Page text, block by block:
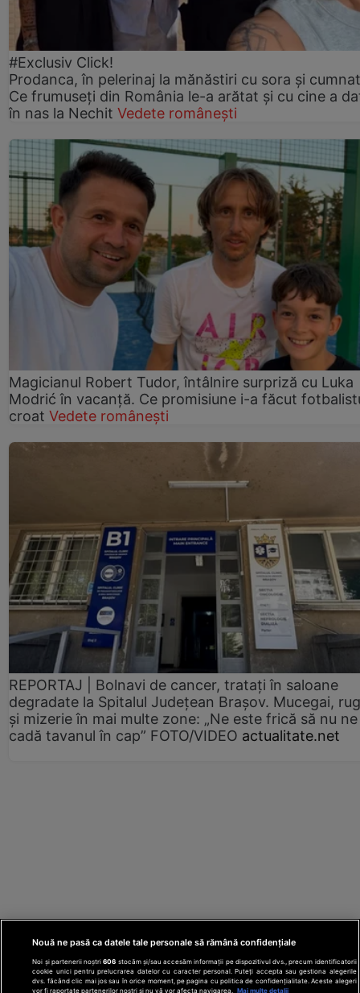
#Exclusiv Click!
Prodanca, în pelerinaj la mănăstiri cu sora și
Ce frumuseți din România le-a arătat și cu cine a
în nas la Nechit Vedete românești
Magicianul Robert Tudor, întâlnire surpriză cu Luka
Modrić în vacanță. Ce promisiune i-a făcut
croat Vedete românești
REPORTAJ | Bolnavi de cancer, tratați în saloane
degradate la Spitalul Județean Brașov. Mucegai,
și mizerie în mai multe zone: „Ne este frică să nu ne
cadă tavanul în cap” FOTO/VIDEO actualitate.net
Nouă ne pasă ca datele tale personale să rămână confidențiale
Noi și partenerii noștri606 stocăm și/sau accesăm informații pe dispozitivul dvs., precum identificatorii
cookie unici pentru prelucrarea datelor cu caracter personal. Puteți accepta sau gestiona alegerile
dvs. făcând clic mai jos sau în orice moment, pe pagina cu politica de confidențialitate. Aceste alegeri
vor fi raportate partenerilor noștri și nu vă vor afecta navigarea.
Mai multe detalii